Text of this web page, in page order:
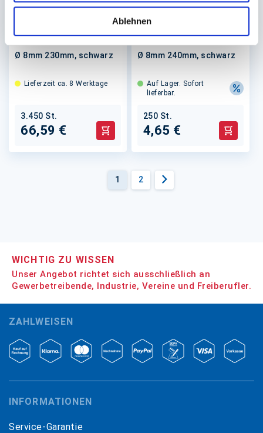
Ablehnen
Ø 8mm 230mm, schwarz
Lieferzeit ca. 8 Werktage
3.450 St.
66,59 € In den Warenkorb
Mehrwegtrinkhalme
PP, ungehülst
Ø 8mm 240mm, schwarz
Auf Lager. Sofort
lieferbar.
250 St.
4,65 € In den
Seite
Sie
1 Seite
2
WICHTIG ZU WISSEN
Unser Angebot richtet sich ausschließlich an
Gewerbetreibende, Industrie, Vereine und Freiberufler.
ZAHLWEISEN
INFORMATIONEN
Service-Garantie